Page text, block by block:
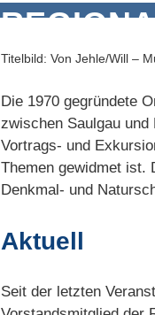
Titelbild: Von Jehle/Will –
Die 1970 gegründete
zwischen Saulgau
Vortrags- und
Themen gewidmet ist.
Denkmal- und
Aktuell
Seit der letzten